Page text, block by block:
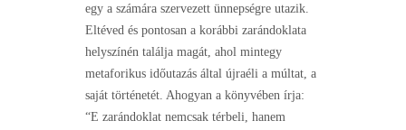
egy a számára szervezett ünnepségre utazik.
Eltéved és pontosan a korábbi zarándoklata
helyszínén találja magát, ahol mintegy
metaforikus időutazás által újraéli a múltat, a
saját történetét. Ahogyan a könyvében írja:
“E zarándoklat nemcsak térbeli, hanem